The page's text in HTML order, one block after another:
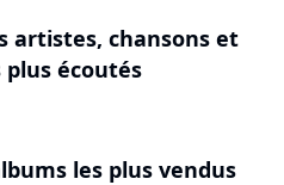
artistes, chansons et
plus écoutés
les plus vendus